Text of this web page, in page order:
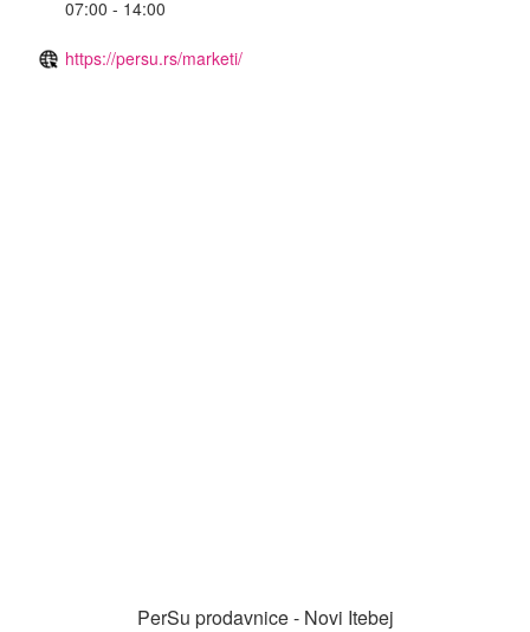
07:00 - 14:00
https://persu.rs/marketi/
PerSu prodavnice - Novi Itebej